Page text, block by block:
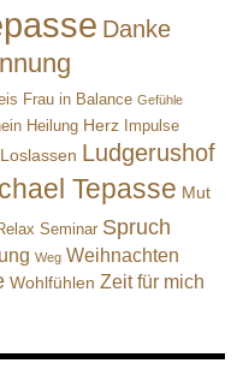
Danke
Frau in Balance Gefühle
Heilung Herz Impulse
Loslassen Ludgerushof
Tepasse Mut
Seminar Spruch
Weg Weihnachten
Wohlfühlen Zeit für mich